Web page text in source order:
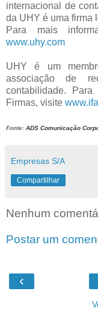
internacional de
da UHY é uma firma
Para mais
www.uhy.com
UHY é um
associação de
contabilidade.
Firmas, visite
Fonte: ADS Comunicação
Empresas S/A
Compartilhar
Nenhum
Postar um
‹